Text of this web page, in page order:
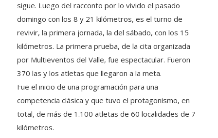
domingo con los 8 y 21 kilómetros, es el turno de
revivir, la primera jornada, la del sábado, con los 15
kilómetros. La primera prueba, de la cita organizada
por Multieventos del Valle, fue espectacular. Fueron
370 las y los atletas que llegaron a la meta.
Fue el inicio de una programación para una
competencia clásica y que tuvo el protagonismo, en
total, de más de 1.100 atletas de 60 localidades de 7
kilómetros.
Todo se inició con el llamado de los diferentes grupos